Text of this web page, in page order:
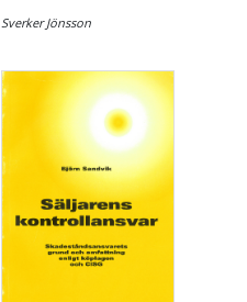
Sverker Jönsson